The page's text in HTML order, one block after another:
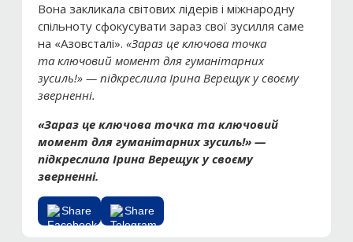
Вона закликала світових лідерів і міжнародну
спільноту сфокусувати зараз свої зусилля саме
на «Азовсталі». «Зараз це ключова точка
та ключовий момент для гуманітарних
зусиль!» — підкреслила Ірина Верещук у своєму
зверненні.
«Зараз це ключова точка та ключовий
момент для гуманітарних зусиль!» —
підкреслила Ірина Верещук у своєму
зверненні.
Share Share